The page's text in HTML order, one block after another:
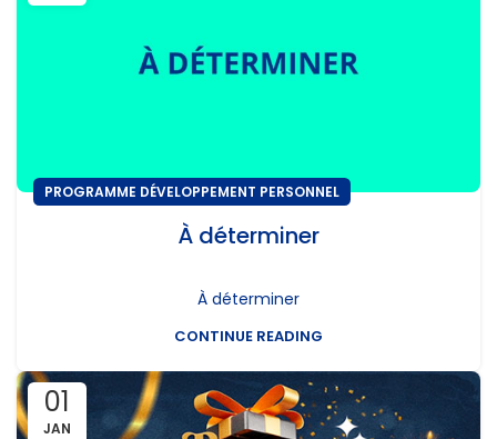
PROGRAMME DÉVELOPPEMENT PERSONNEL
À déterminer
À déterminer
CONTINUE READING
01
JAN